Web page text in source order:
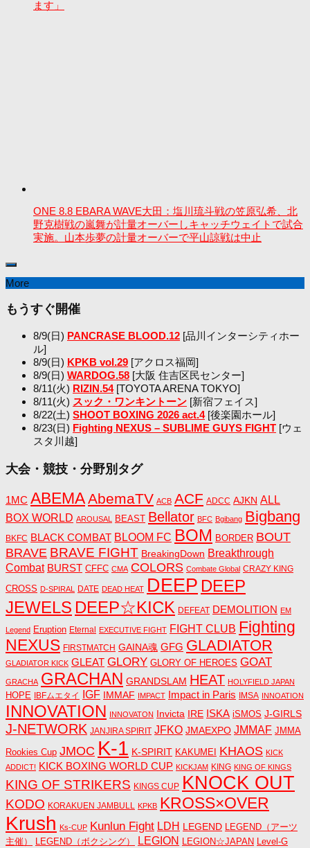
ます」
ONE 8.8 EBARA WAVE大田：塩川琉斗戦の笠原弘希、北
野克樹戦の嵐舞が計量オーバーしキャッチウェイトで試合
実施。山本歩夢の計量オーバーで平山諒戦は中止
More
もうすぐ開催
8/9(日) PANCRASE BLOOD.12 [品川インターシティホー
ル]
8/9(日) KPKB vol.29 [アクロス福岡]
8/9(日) WARDOG.58 [大阪 住吉区民センター]
8/11(火) RIZIN.54[TOYOTA ARENA TOKYO]
8/11(火) スック・ワンキントーン [新宿フェイス]
8/22(土) SHOOT BOXING 2026 act.4[後楽園ホール]
8/23(日) Fighting NEXUS – SUBLIME GUYS FIGHT [ウェ
スタ川越]
大会・競技・分野別タグ
1MC ABEMAAbemaTV ACB ACF ADCC AJKN ALL
BOX WORLD AROUSAL BEAST Bellator BFC Bgibang Bigbang
BKFC BLACK COMBAT BLOOM FC BOM BORDER BOUT
BRAVE BRAVE FIGHT BreakingDown Breakthrough
Combat BURST CFFC CMA COLORS Combate Global CRAZY KING
CROSS D-SPIRAL DATE DEAD HEAT DEEP DEEP
JEWELS DEEP☆KICK DEFEAT DEMOLITION EM
Legend Eruption Eternal EXECUTIVE FIGHT FIGHT CLUB Fighting
NEXUS FIRSTMATCH GAINA魂 GFG GLADIATOR
GLADIATOR KICK GLEAT GLORY GLORY OF HEROES GOAT
GRACHA GRACHAN GRANDSLAM HEAT HOLYFIELD JAPAN
HOPE IBFムエタイ IGF IMMAF IMPACT Impact in Paris IMSA INNOATION
INNOVATION INNOVATON Invicta IRE ISKA iSMOS J-GIRLS
J-NETWORK JANJIRA SPIRIT JFKO JMAEXPO JMMAF JMMA
Rookies Cup JMOC K-1 K-SPIRIT KAKUMEI KHAOS KICK
ADDICT! KICK BOXING WORLD CUP KICKJAM KING KING OF KINGS
KING OF STRIKERS KINGS CUP KNOCK OUT
KODO KORAKUEN JAMBULL KPKB KROSS×OVER
Krush Ks-CUP Kunlun Fight LDH LEGEND LEGEND（アーツ
主催）
LEGEND（ボクシング） LEGION LEGION☆JAPAN Level-G